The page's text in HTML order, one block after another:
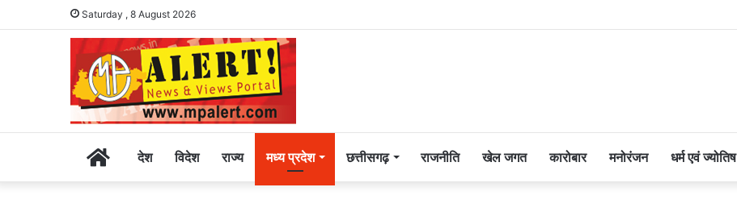
Saturday , 8 August 2026
Homeदेश विदेश राज्य मध्य प्रदेश छत्तीसगढ़ राजनीति खेल जगत कारोबार मनोरंजन धर्म एवं ज्योतिष